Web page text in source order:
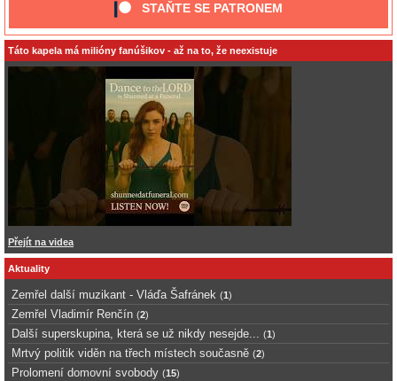
STAŇTE SE PATRONEM
Táto kapela má milióny fanúšikov - až na to, že neexistuje
Přejít na videa
Aktuality
Zemřel další muzikant - Vláďa Šafránek (1)
Zemřel Vladimír Renčín (2)
Další superskupina, která se už nikdy nesejde... (1)
Mrtvý politik viděn na třech místech současně (2)
Prolomení domovní svobody (15)